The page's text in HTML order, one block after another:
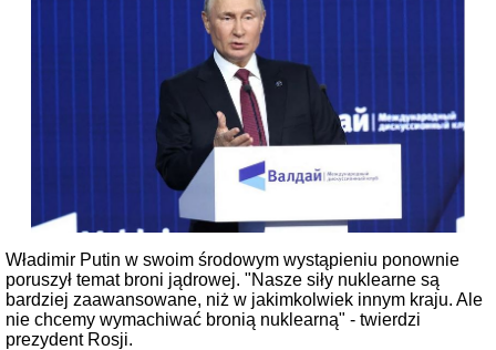
Władimir Putin w swoim środowym wystąpieniu ponownie
poruszył temat broni jądrowej. "Nasze siły nuklearne są
bardziej zaawansowane, niż w jakimkolwiek innym kraju. Ale
nie chcemy wymachiwać bronią nuklearną" - twierdzi
prezydent Rosji.